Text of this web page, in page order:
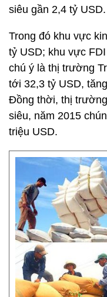
siêu gần 2,4 tỷ USD.
Trong đó khu vực
tỷ USD; khu vực
chú ý là thị trường
tới 32,3 tỷ USD,
Đồng thời, thị
siêu, năm 2015
triệu USD.